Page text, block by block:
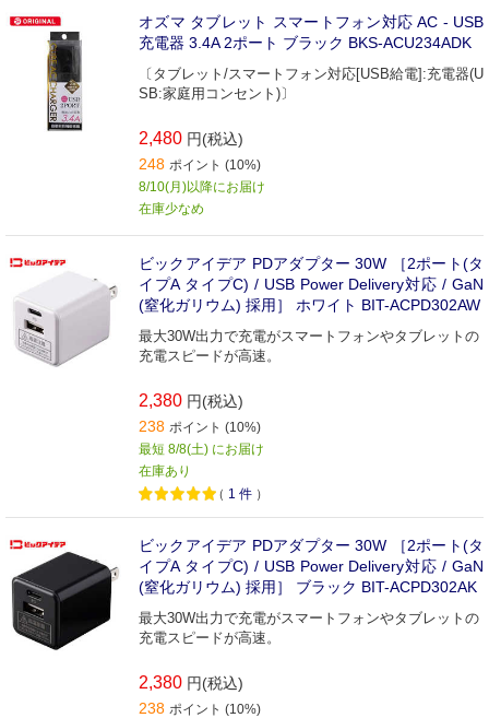
オズマ タブレット スマートフォン対応 AC - USB
充電器 3.4A 2ポート ブラック BKS-ACU234ADK
〔タブレット/スマートフォン対応[USB給電]:充電器(U
SB:家庭用コンセント)〕
2,480 円(税込)
248 ポイント (10%)
8/10(月)以降にお届け
在庫少なめ
ビックアイデア PDアダプター 30W ［2ポート(タ
イプA タイプC) / USB Power Delivery対応 / GaN
(窒化ガリウム) 採用］ ホワイト BIT-ACPD302AW
最大30W出力で充電がスマートフォンやタブレットの
充電スピードが高速。
2,380 円(税込)
238 ポイント (10%)
最短 8/8(土) にお届け
在庫あり
（ 1 件 ）
ビックアイデア PDアダプター 30W ［2ポート(タ
イプA タイプC) / USB Power Delivery対応 / GaN
(窒化ガリウム) 採用］ ブラック BIT-ACPD302AK
最大30W出力で充電がスマートフォンやタブレットの
充電スピードが高速。
2,380 円(税込)
238 ポイント (10%)